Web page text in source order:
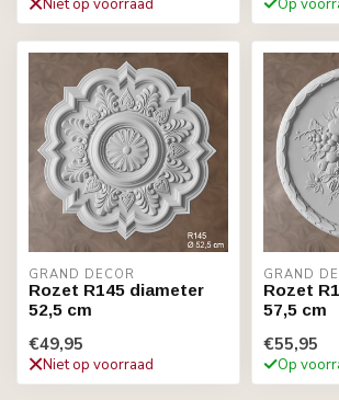
Niet op voorraad Op
GRAND DECOR
Rozet R145 diameter
52,5 cm
€49,95
Niet op voorraad
GRAND
Rozet
57,5 cm
€55,95
Op